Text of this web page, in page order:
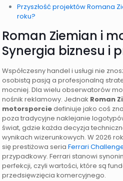
Przyszłość projektów Romana
roku?
Roman Ziemian i
Synergia biznesu i
Współczesny handel i usługi nie
osobistą pasją a profesjonalną
mocniej. Dla wielu obserwatorów
nośnik reklamowy. Jednak Roman
motorsporciedefiniuje jako coś
poza tradycyjne naklejanie
świat, gdzie każda decyzja
wynikach wizerunkowych. W 2026
się prestiżowa seriaFerrari
przypadkowy. Ferrari stanowi
perfekcji, czyli wartości, które są
przedsięwzięcia komercyjnego.